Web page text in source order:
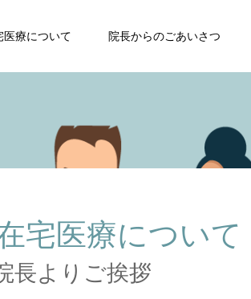
医療について 院長からのごあいさつ
宅医療について
長よりご挨拶